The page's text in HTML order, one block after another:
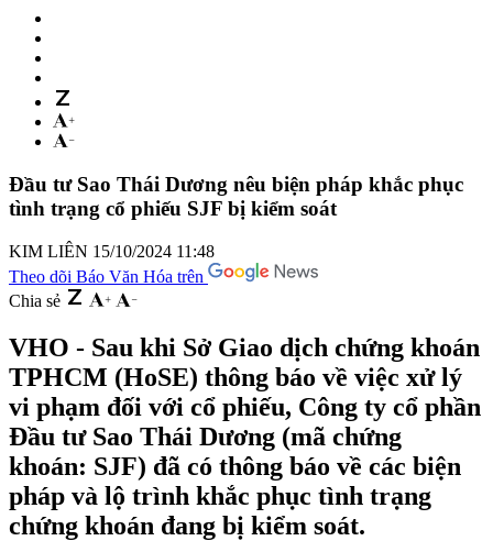
Đầu tư Sao Thái Dương nêu biện pháp khắc phục
tình trạng cổ phiếu SJF bị kiểm soát
KIM LIÊN 15/10/2024 11:48
Theo dõi Báo Văn Hóa trên
Chia sẻ
VHO - Sau khi Sở Giao dịch chứng khoán
TPHCM (HoSE) thông báo về việc xử lý
vi phạm đối với cổ phiếu, Công ty cổ phần
Đầu tư Sao Thái Dương (mã chứng
khoán: SJF) đã có thông báo về các biện
pháp và lộ trình khắc phục tình trạng
chứng khoán đang bị kiểm soát.